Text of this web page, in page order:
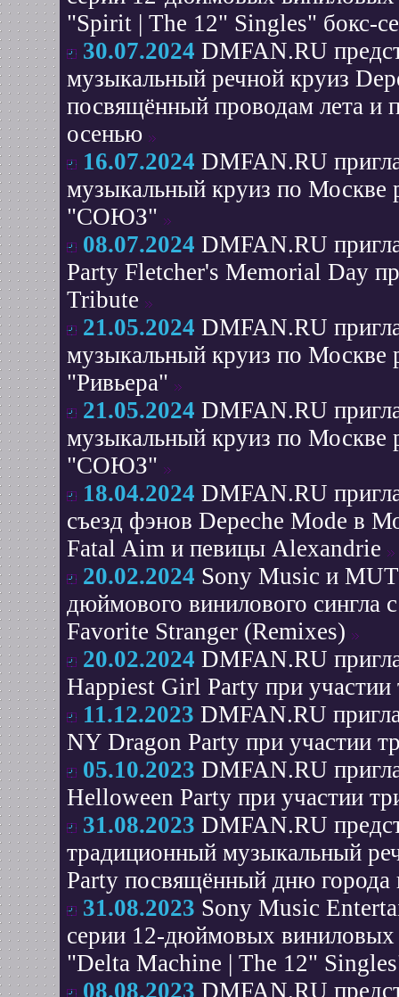
"Spirit | The 12" Singles" бокс-
30.07.2024 DMFAN.RU
музыкальный речной круиз
посвящённый проводам лета и
осенью
16.07.2024 DMFAN.RU
музыкальный круиз по Москве
"СОЮЗ"
08.07.2024 DMFAN.RU
Party Fletcher's Memorial Day
Tribute
21.05.2024 DMFAN.RU
музыкальный круиз по Москве
"Ривьера"
21.05.2024 DMFAN.RU
музыкальный круиз по Москве
"СОЮЗ"
18.04.2024 DMFAN.RU
съезд фэнов Depeche Mode в
Fatal Aim и певицы Alexandrie
20.02.2024 Sony Music и
дюймового винилового сингла
Favorite Stranger (Remixes)
20.02.2024 DMFAN.RU
Happiest Girl Party при
11.12.2023 DMFAN.RU
NY Dragon Party при участии
05.10.2023 DMFAN.RU
Helloween Party при участии
31.08.2023 DMFAN.RU
традиционный музыкальный
Party посвящённый дню города
31.08.2023 Sony Music
серии 12-дюймовых виниловых
"Delta Machine | The 12"
08.08.2023 DMFAN.RU